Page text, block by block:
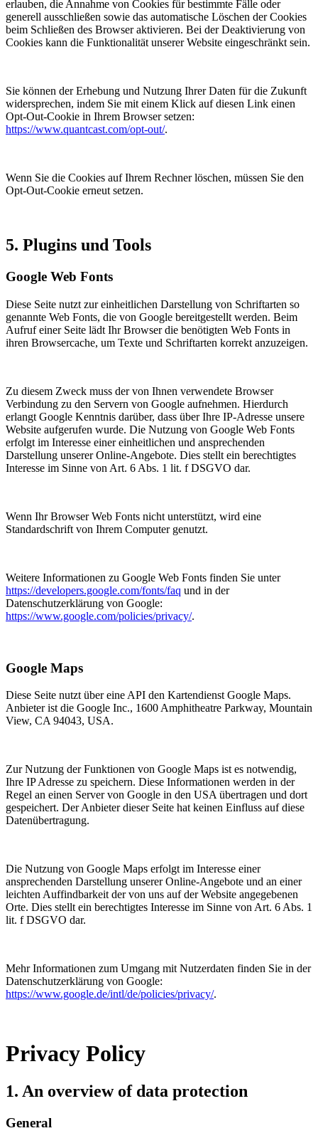
erlauben, die Annahme von Cookies für bestimmte Fälle oder
generell ausschließen sowie das automatische Löschen der Cookies
beim Schließen des Browser aktivieren. Bei der Deaktivierung von
Cookies kann die Funktionalität unserer Website eingeschränkt sein.
Sie können der Erhebung und Nutzung Ihrer Daten für die Zukunft
widersprechen, indem Sie mit einem Klick auf diesen Link einen
Opt-Out-Cookie in Ihrem Browser setzen:
https://www.quantcast.com/opt-out/.
Wenn Sie die Cookies auf Ihrem Rechner löschen, müssen Sie den
Opt-Out-Cookie erneut setzen.
5. Plugins und Tools
Google Web Fonts
Diese Seite nutzt zur einheitlichen Darstellung von Schriftarten so
genannte Web Fonts, die von Google bereitgestellt werden. Beim
Aufruf einer Seite lädt Ihr Browser die benötigten Web Fonts in
ihren Browsercache, um Texte und Schriftarten korrekt anzuzeigen.
Zu diesem Zweck muss der von Ihnen verwendete Browser
Verbindung zu den Servern von Google aufnehmen. Hierdurch
erlangt Google Kenntnis darüber, dass über Ihre IP-Adresse unsere
Website aufgerufen wurde. Die Nutzung von Google Web Fonts
erfolgt im Interesse einer einheitlichen und ansprechenden
Darstellung unserer Online-Angebote. Dies stellt ein berechtigtes
Interesse im Sinne von Art. 6 Abs. 1 lit. f DSGVO dar.
Wenn Ihr Browser Web Fonts nicht unterstützt, wird eine
Standardschrift von Ihrem Computer genutzt.
Weitere Informationen zu Google Web Fonts finden Sie unter
https://developers.google.com/fonts/faq und in der
Datenschutzerklärung von Google:
https://www.google.com/policies/privacy/.
Google Maps
Diese Seite nutzt über eine API den Kartendienst Google Maps.
Anbieter ist die Google Inc., 1600 Amphitheatre Parkway, Mountain
View, CA 94043, USA.
Zur Nutzung der Funktionen von Google Maps ist es notwendig,
Ihre IP Adresse zu speichern. Diese Informationen werden in der
Regel an einen Server von Google in den USA übertragen und dort
gespeichert. Der Anbieter dieser Seite hat keinen Einfluss auf diese
Datenübertragung.
Die Nutzung von Google Maps erfolgt im Interesse einer
ansprechenden Darstellung unserer Online-Angebote und an einer
leichten Auffindbarkeit der von uns auf der Website angegebenen
Orte. Dies stellt ein berechtigtes Interesse im Sinne von Art. 6 Abs. 1
lit. f DSGVO dar.
Mehr Informationen zum Umgang mit Nutzerdaten finden Sie in der
Datenschutzerklärung von Google:
https://www.google.de/intl/de/policies/privacy/.
Privacy Policy
1. An overview of data protection
General